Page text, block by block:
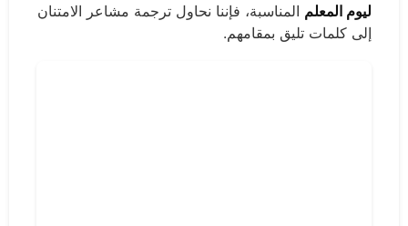
ليوم المعلم المناسبة، فإننا نحاول ترجمة مشاعر الامتنان
إلى كلمات تليق بمقامهم.